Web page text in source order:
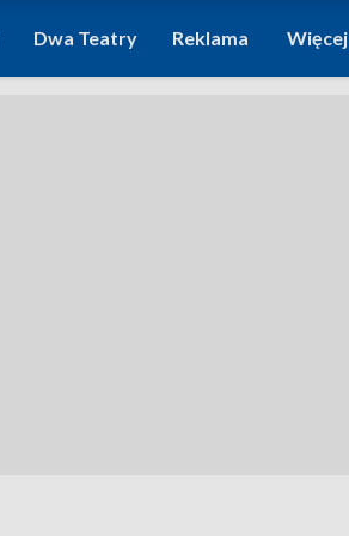
Dwa Teatry Reklama Więcej